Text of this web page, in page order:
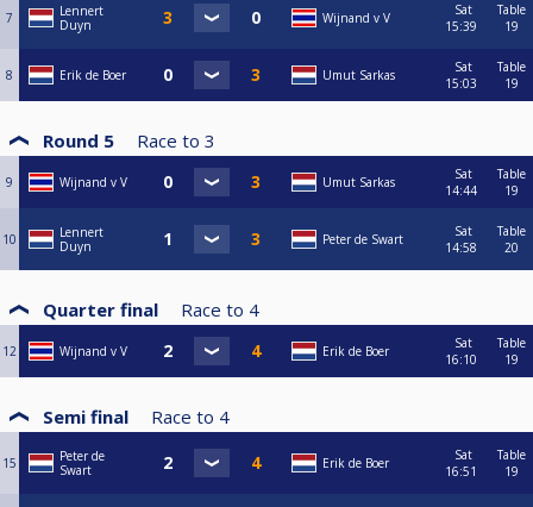
7
Lennert
Duyn
Wijnand v V
Sat
15:39
Table
19
8 Erik de Boer Umut Sarkas
Sat
15:03
Table
19
Round 5 Race to 3
9 Wijnand v V Umut Sarkas
Sat
14:44
Table
19
10
Lennert
Duyn
Peter de Swart
Sat
14:58
Table
20
Quarter final Race to 4
12 Wijnand v V Erik de Boer
Sat
16:10
Table
19
Semi final Race to 4
15
Peter de
Swart
Erik de Boer
Sat
16:51
Table
19